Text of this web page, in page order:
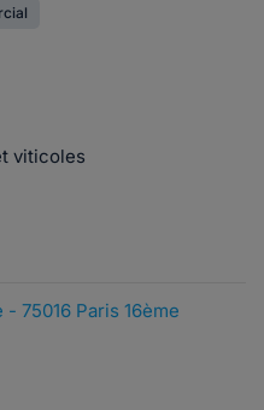
viticoles
75016 Paris 16ème